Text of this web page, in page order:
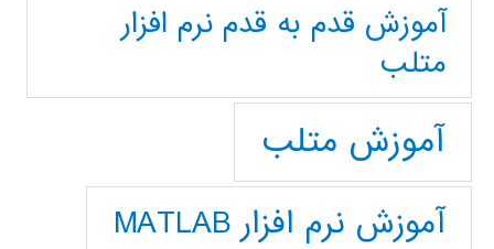
آموزش قدم به قدم نرم افزار
متلب
آموزش متلب
آموزش نرم افزار MATLAB